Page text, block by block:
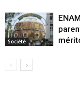
Société